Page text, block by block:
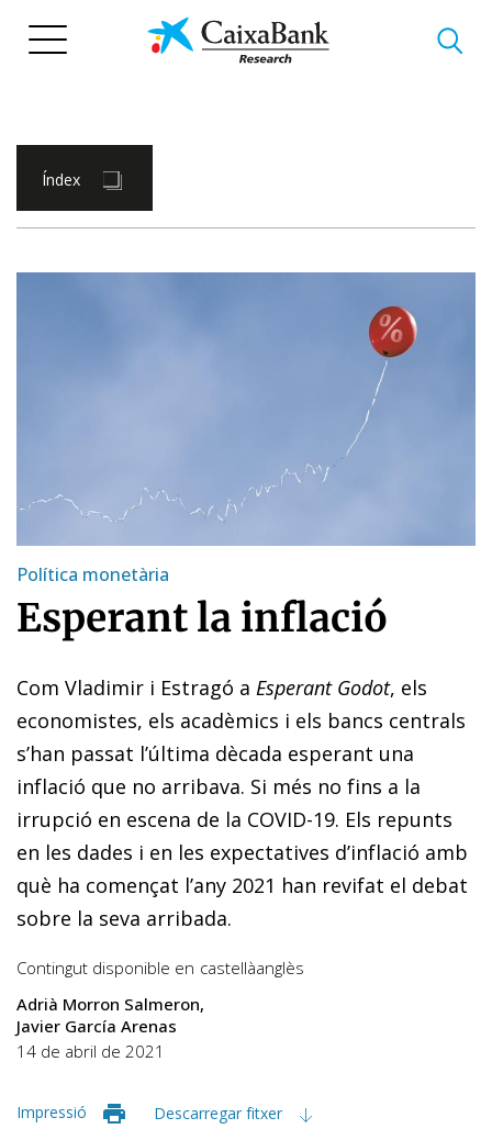
Índex
Política monetària
Esperant la inflació
Com Vladimir i Estragó a Esperant Godot, els
economistes, els acadèmics i els bancs centrals
s’han passat l’última dècada esperant una
inflació que no arribava. Si més no fins a la
irrupció en escena de la COVID-19. Els repunts
en les dades i en les expectatives d’inflació amb
què ha començat l’any 2021 han revifat el debat
sobre la seva arribada.
Contingut disponible en castellàanglès
Adrià Morron Salmeron
Javier García Arenas
14 de abril de 2021
Impressió Descarregar fitxer